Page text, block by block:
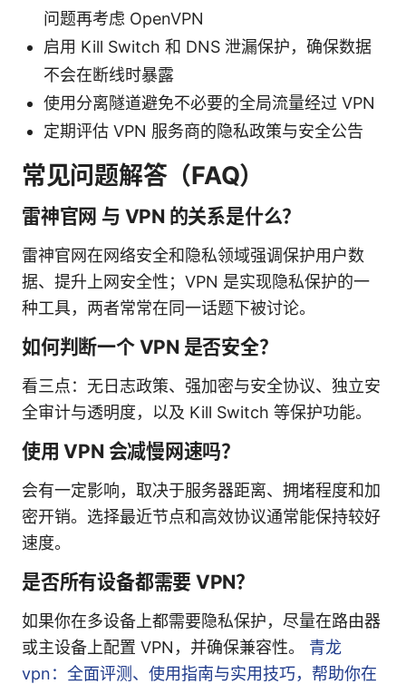
问题再考虑 OpenVPN
启用 Kill Switch 和 DNS 泄漏保护，确保数据
不会在断线时暴露
使用分离隧道避免不必要的全局流量经过 VPN
定期评估 VPN 服务商的隐私政策与安全公告
常见问题解答（FAQ）
雷神官网 与 VPN 的关系是什么？
雷神官网在网络安全和隐私领域强调保护用户数
据、提升上网安全性；VPN 是实现隐私保护的一
种工具，两者常常在同一话题下被讨论。
如何判断一个 VPN 是否安全？
看三点：无日志政策、强加密与安全协议、独立安
全审计与透明度，以及 Kill Switch 等保护功能。
使用 VPN 会减慢网速吗？
会有一定影响，取决于服务器距离、拥堵程度和加
密开销。选择最近节点和高效协议通常能保持较好
速度。
是否所有设备都需要 VPN？
如果你在多设备上都需要隐私保护，尽量在路由器
或主设备上配置 VPN，并确保兼容性。 青龙
vpn：全面评测、使用指南与实用技巧，帮助你在